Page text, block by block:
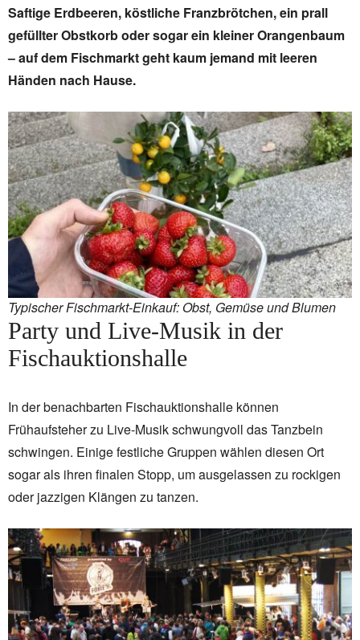
Saftige Erdbeeren, köstliche Franzbrötchen, ein prall
gefüllter Obstkorb oder sogar ein kleiner Orangenbaum
– auf dem Fischmarkt geht kaum jemand mit leeren
Händen nach Hause.
Typischer Fischmarkt-Einkauf: Obst, Gemüse und Blumen
Party und Live-Musik in der
Fischauktionshalle
In der benachbarten Fischauktionshalle können
Frühaufsteher zu Live-Musik schwungvoll das Tanzbein
schwingen. Einige festliche Gruppen wählen diesen Ort
sogar als ihren finalen Stopp, um ausgelassen zu rockigen
oder jazzigen Klängen zu tanzen.